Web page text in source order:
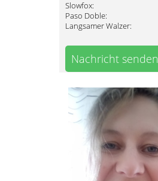
Slowfox:
Paso Doble:
Langsamer Walzer:
Nachricht senden